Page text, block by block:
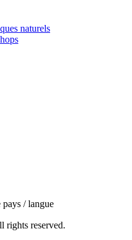
naturels
pays / langue
rights reserved.